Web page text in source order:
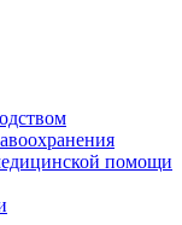
помощи